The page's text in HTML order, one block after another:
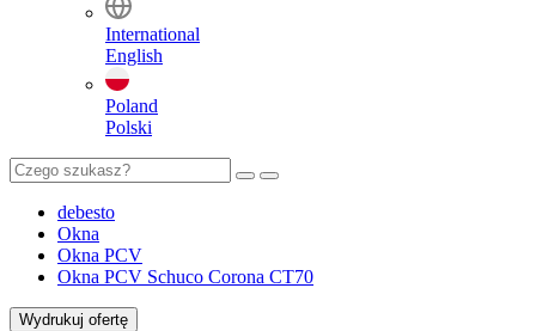
International
English
Poland
Polski
debesto
Okna
Okna PCV
Okna PCV Schuco Corona CT70
Wydrukuj ofertę